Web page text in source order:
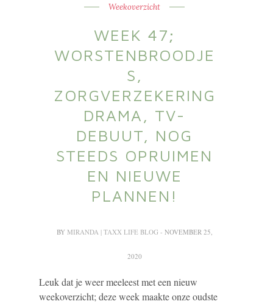
Weekoverzicht
WEEK 47;
WORSTENBROODJE
S,
ZORGVERZEKERING
DRAMA, TV-
DEBUUT, NOG
STEEDS OPRUIMEN
EN NIEUWE
PLANNEN!
BY MIRANDA | TAXX LIFE BLOG - NOVEMBER 25,
2020
Leuk dat je weer meeleest met een nieuw
weekoverzicht; deze week maakte onze oudste